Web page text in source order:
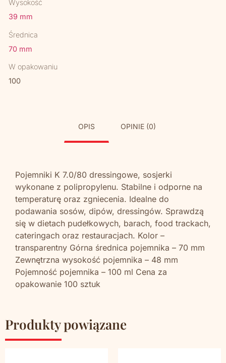
Wysokość
39 mm
Średnica
70 mm
W opakowaniu
100
OPIS OPINIE (0)
Pojemniki K 7.0/80 dressingowe, sosjerki
wykonane z polipropylenu. Stabilne i odporne na
temperaturę oraz zgniecenia. Idealne do
podawania sosów, dipów, dressingów. Sprawdzą
się w dietach pudełkowych, barach, food trackach,
cateringach oraz restauracjach. Kolor –
transparentny Górna średnica pojemnika – 70 mm
Zewnętrzna wysokość pojemnika – 48 mm
Pojemność pojemnika – 100 ml Cena za
opakowanie 100 sztuk
Produkty powiązane